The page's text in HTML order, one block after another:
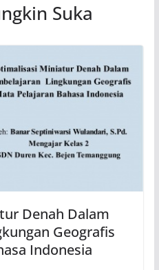
Suka
Denah Dalam
Geografis
Indonesia